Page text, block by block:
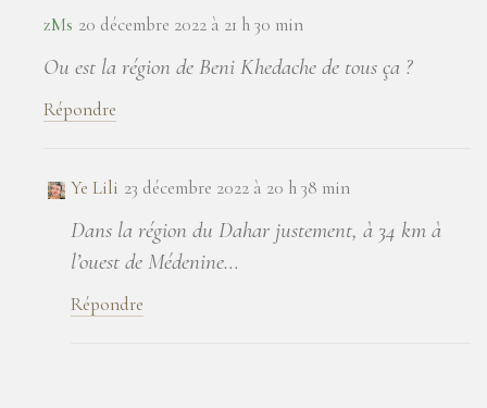
zMs 20 décembre 2022 à 21 h 30 min
Ou est la région de Beni Khedache de tous ça ?
Répondre
Ye Lili 23 décembre 2022 à 20 h 38 min
Dans la région du Dahar justement, à 34 km à
l’ouest de Médenine…
Répondre